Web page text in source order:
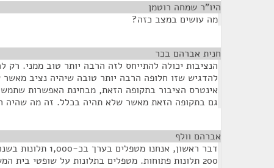
היו"ר שמחה רוטמן
מה עושים במצב כזה?
חנית אברהם בכר
הנציבות יכולה להתייחס לזה הרבה יותר טוב ממני.
להדגיש שזו חלופה הרבה יותר טובה שיהיה נציב
אינטרס הציבור בתקופה הזאת, מבחינת האפשרות
גם בתקופה הזאת מאשר שלא תהיה בכלל. זה מה שהיה
אברהם וולף
דבר ראשון, אנחנו
200 תלונות פתוחות. מטפלים בתלונות על שופטי בית